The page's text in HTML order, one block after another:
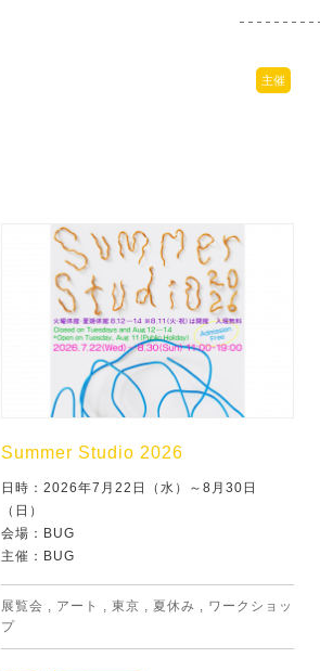
主催
Summer Studio 2026
日時：2026年7月22日（水）～8月30日
（日）
会場：BUG
主催：BUG
展覧会 アート 東京 夏休み
ワークショッ
プ